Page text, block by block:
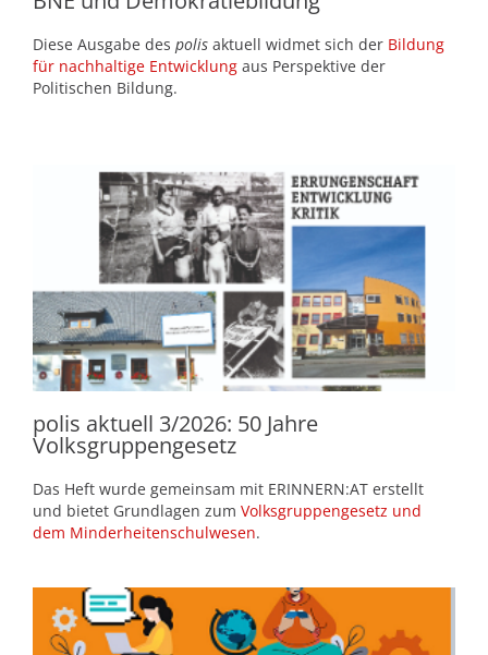
Diese Ausgabe des polis aktuell widmet sich der Bildung
für nachhaltige Entwicklung aus Perspektive der
Politischen Bildung.
polis aktuell 3/2026: 50 Jahre
Volksgruppengesetz
Das Heft wurde gemeinsam mit ERINNERN:AT erstellt
und bietet Grundlagen zum Volksgruppengesetz und
dem Minderheitenschulwesen.